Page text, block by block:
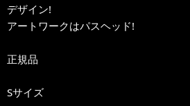
デザイン!
アートワークはパスヘッド!
正規品
Sサイズ